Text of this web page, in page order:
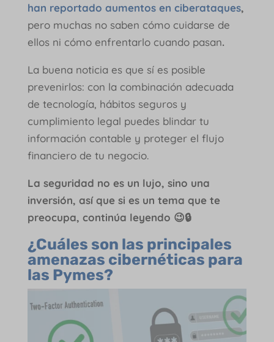
han reportado aumentos en ciberataques,
pero muchas no saben cómo cuidarse de
ellos ni cómo enfrentarlo cuando pasan.
La buena noticia es que sí es posible
prevenirlos: con la combinación adecuada
de tecnología, hábitos seguros y
cumplimiento legal puedes blindar tu
información contable y proteger el flujo
financiero de tu negocio.
La seguridad no es un lujo, sino una
inversión, así que si es un tema que te
preocupa, continúa leyendo 😉🔒
¿Cuáles son las principales
amenazas cibernéticas para
las Pymes?